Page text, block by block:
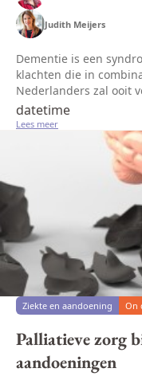
Judith Meijers
Dementie is een
klachten die in
Nederlanders zal ooit
syndroom
verwoestend dat d...
datetime
Lees meer
Ziekte en aandoening On
Palliatieve zorg
aandoeningen